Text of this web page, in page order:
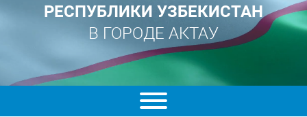
РЕСПУБЛИКИ УЗБЕКИСТАН
В ГОРОДЕ АКТАУ